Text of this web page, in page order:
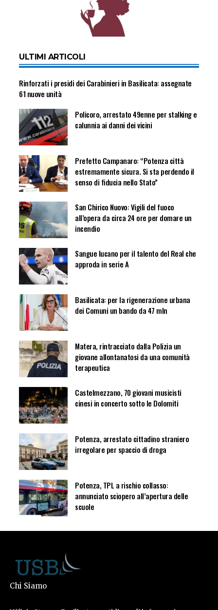
ULTIMI ARTICOLI
Rinforzati i presidi dei Carabinieri in Basilicata: assegnate
61 nuove unità
Policoro, arrestato 49enne per stalking e
calunnia ai danni dei vicini
Prefetto Campanaro: “Potenza città
estremamente sicura. Si sta perdendo il
senso di fiducia nello Stato”
San Chirico Nuovo: Vigili del fuoco
all’opera da circa 24 ore per domare un
incendio
Sangue lucano per il talento del Real che
approda in serie A
Basilicata: per la rigenerazione urbana
dei Comuni un bando da 47 mln
Matera, rintracciato dalla Polizia un
giovane allontanatosi da una comunità
terapeutica
Castelmezzano, 70 giovani musicisti
cinesi in concerto sotto le Dolomiti
Potenza, arrestato cittadino straniero
irregolare per spaccio di droga
Potenza, TPL a rischio collasso:
annunciato sciopero all’apertura delle
scuole
Chi Siamo